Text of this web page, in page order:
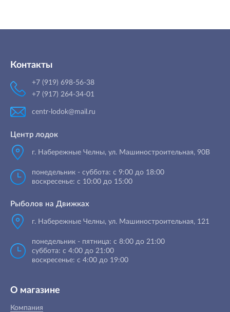
Контакты
+7 (919) 698-56-38
+7 (917) 264-34-01
centr-lodok@mail.ru
Центр лодок
г. Набережные Челны, ул. Машиностроительная, 90B
понедельник - суббота: с 9:00 до 18:00
воскресенье: с 10:00 до 15:00
Рыболов на Движках
г. Набережные Челны, ул. Машиностроительная, 121
понедельник - пятница: с 8:00 до 21:00
суббота: с 4:00 до 21:00
воскресенье: с 4:00 до 19:00
О магазине
Компания